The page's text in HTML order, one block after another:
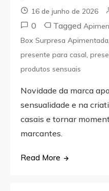
16 de junho de 2026
0 Tagged
Box Surpresa Apimentada
presente para casal ,
produtos sensuais
Novidade da marca
sensualidade e na
casais e tornar
marcantes.
Read More